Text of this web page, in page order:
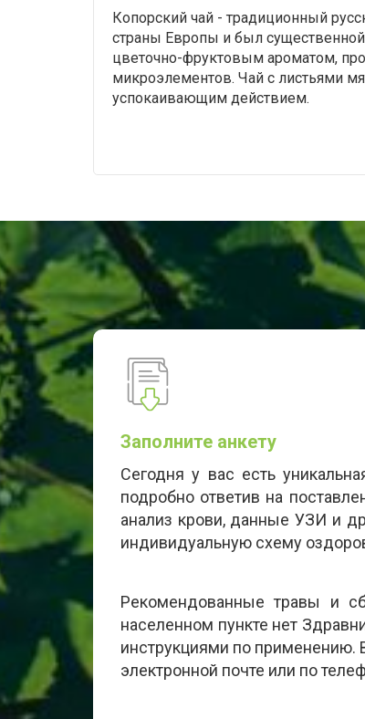
Копорский чай - традиционный
страны Европы и был
цветочно-фруктовым ароматом,
микроэлементов. Чай с листьями
успокаивающим действием.
Заполните анкету
Сегодня у вас есть
подробно ответив на
анализ крови, данные УЗИ и
индивидуальную схему
Рекомендованные травы и
населенном пункте нет
инструкциями по применению.
электронной почте или по